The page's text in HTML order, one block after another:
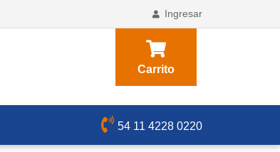
Ingresar
Carrito
54 11 4228 0220